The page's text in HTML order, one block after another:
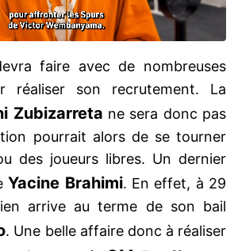
faire avec de nombreuses
réaliser son recrutement. La
Zubizarreta ne sera donc pas
pourrait alors de se tourner
des joueurs libres. Un dernier
Yacine Brahimi. En effet, à 29
arrive au terme de son bail
. Une belle affaire donc à réaliser